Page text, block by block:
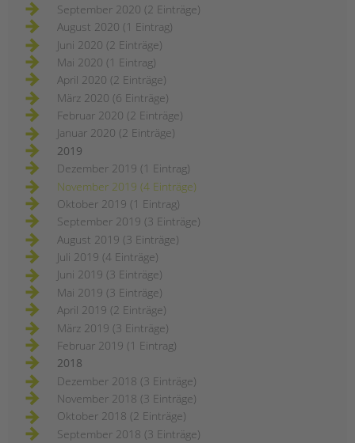
September 2020 (2 Einträge)
August 2020 (1 Eintrag)
Juni 2020 (2 Einträge)
Mai 2020 (1 Eintrag)
April 2020 (2 Einträge)
März 2020 (6 Einträge)
Februar 2020 (2 Einträge)
Januar 2020 (2 Einträge)
2019
Dezember 2019 (1 Eintrag)
November 2019 (4 Einträge)
Oktober 2019 (1 Eintrag)
September 2019 (3 Einträge)
August 2019 (3 Einträge)
Juli 2019 (4 Einträge)
Juni 2019 (3 Einträge)
Mai 2019 (3 Einträge)
April 2019 (2 Einträge)
März 2019 (3 Einträge)
Februar 2019 (1 Eintrag)
2018
Dezember 2018 (3 Einträge)
November 2018 (3 Einträge)
Oktober 2018 (2 Einträge)
September 2018 (3 Einträge)